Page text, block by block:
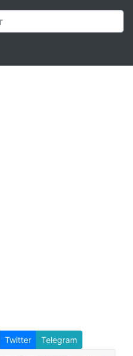
Twitter Telegram